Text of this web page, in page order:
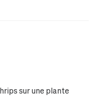
sur une plante